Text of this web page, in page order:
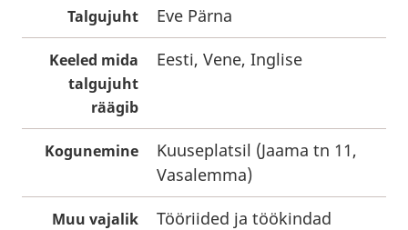
Talgujuht Eve Pärna
Keeled mida
talgujuht
räägib
Eesti, Vene, Inglise
Kogunemine
Kuuseplatsil (Jaama tn 11,
Vasalemma)
Muu vajalik
Tööriided ja töökindad